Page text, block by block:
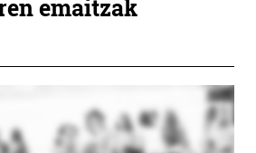
emaitzak